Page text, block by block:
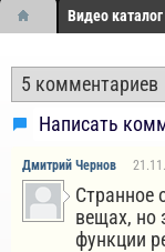
Видео каталог
Написать
Дмитрий Чернов
Странное
вещах, но
функции